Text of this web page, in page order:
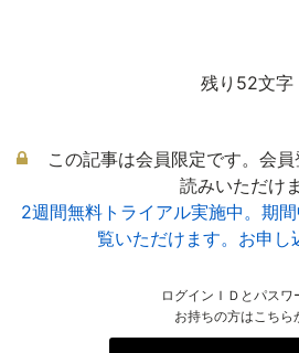
残り52文字
この記事は会員限定です。会
読みいただけま
2週間無料トライアル実施中。期
覧いただけます。お申し
ログインＩＤとパスワ
お持ちの方はこちら